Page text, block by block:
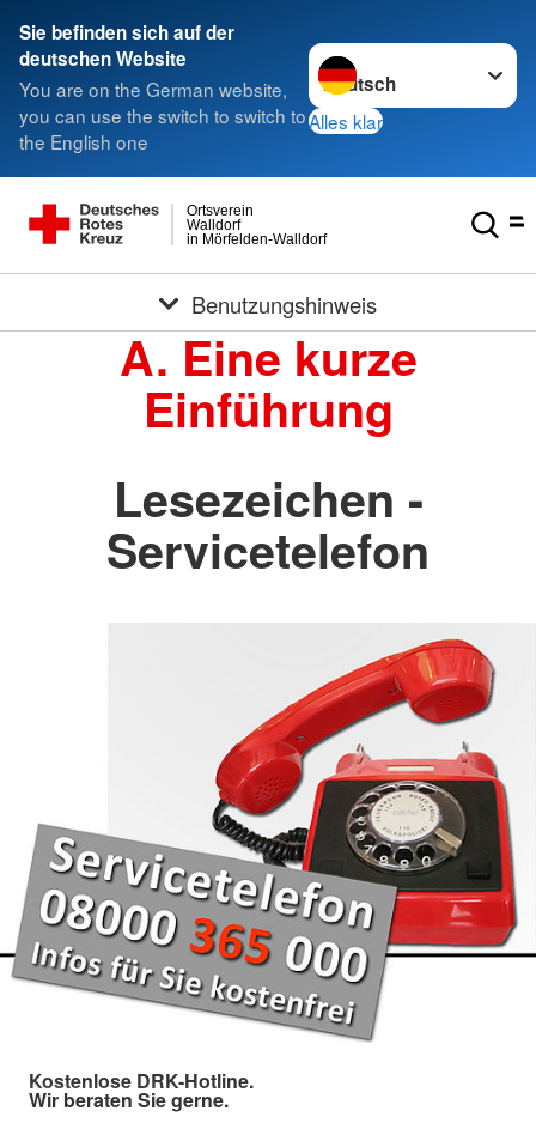
Sie befinden sich auf der
deutschen Website
You are on the German website,
you can use the switch to switch to
the English one
Sprache wechseln zu
Alles klar
in Mörfelden-Walldorf
Walldorf
Ortsverein
Benutzungshinweis
A. Eine kurze
Einführung
Lesezeichen -
Servicetelefon
Kostenlose DRK-Hotline.
Wir beraten Sie gerne.